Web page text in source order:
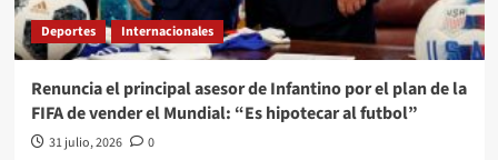
Papa
invita
a
el
tesoro
que
Deportes Internacionales
Renuncia el principal asesor de Infantino por el plan de la
FIFA de vender el Mundial: “Es hipotecar al futbol”
31 julio, 2026
0